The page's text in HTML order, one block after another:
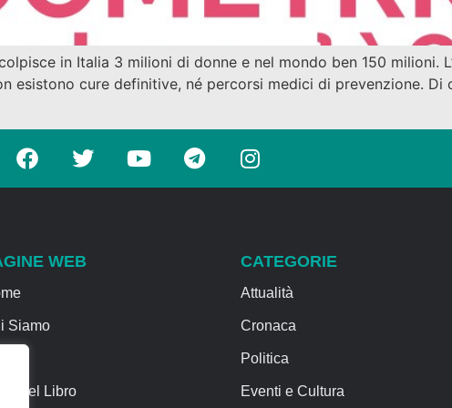
in Italia 3 milioni di donne e nel mondo ben 150 milioni.
esistono cure definitive, né percorsi medici di prevenzione.
WEB
Siamo
del Libro
CATEGORIE
Attualità
Cronaca
Politica
Eventi e Cultura